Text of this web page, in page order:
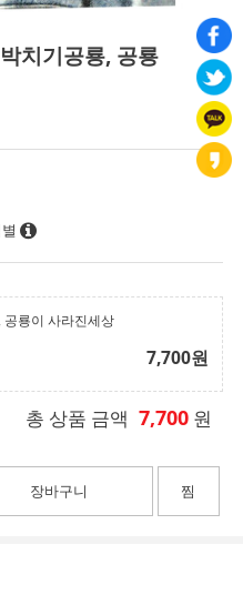
치기공룡, 공룡
룡이 사라진세상
7,700원
총 상품 금액 7,700 원
장바구니 찜